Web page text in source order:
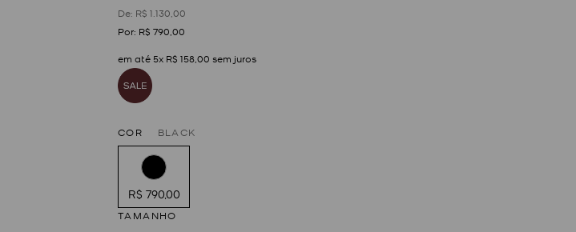
R$ 1 130 00
R$ 790 00
em até 5x R$ 15800 sem juros
COR BLACK
R$ 790,00
TAMANHO